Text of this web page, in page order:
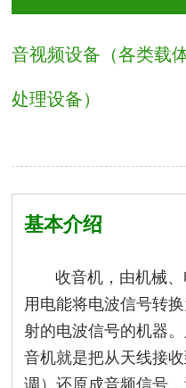
音视频设备（各类载
处理设备）
基本介绍
收音机，由机械、
用电能将电波信号转
射的电波信号的机器
音机就是把从天线接
调）还原成音频信号